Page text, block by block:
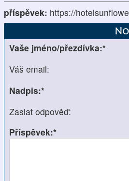
příspěvek: https://
Vaše jméno/přezdívka:*
Váš email:
Nadpis:*
Zaslat odpověď:
Příspěvek:*